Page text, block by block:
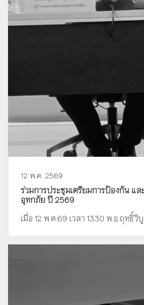
12 พ.ค. 2569
ร่วมการประชุมเตรียมการป้องกัน แ
อุทกภัย ปี 2569
เมื่อ 12 พ.ค.69 เวลา 1330 พ.อ.ฤทธิ์วิบู